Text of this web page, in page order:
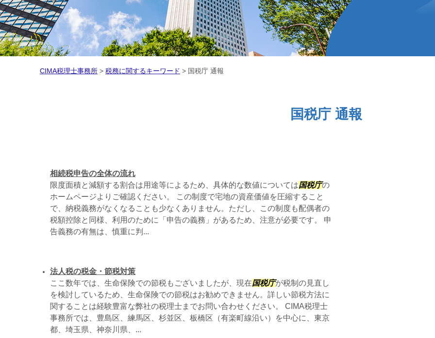
CIMA税理士事務所 > 税務に関するキーワード > 国税庁 通報
国税庁 通報
相続税申告の全体の流れ
限度面積と減額する割合は用途等によるため、具体的な数値については国税庁の
ホームページよりご確認ください。 この制度で宅地の資産価値を圧縮すること
で、納税義務がなくなることも少なくありません。ただし、この制度も配偶者の
税額控除と同様、利用のために「申告の義務」があるため、注意が必要です。 申
告義務の有無は、慎重に判...
法人税の税金・節税対策
ここ数年では、生命保険での節税もございましたが、現在国税庁が税制の見直し
を検討しているため、生命保険での節税はお勧めできません。詳しい節税方法に
関することは経験豊富な弊社の税理士までお問い合わせください。 CIMA税理士
事務所では、豊島区、練馬区、杉並区、板橋区（有楽町線沿い）を中心に、東京
都、埼玉県、神奈川県、...